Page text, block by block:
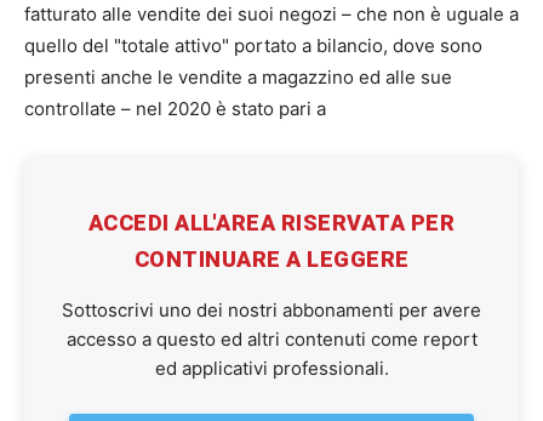
fatturato alle vendite dei suoi negozi – che non è uguale a
quello del "totale attivo" portato a bilancio, dove sono
presenti anche le vendite a magazzino ed alle sue
controllate – nel 2020 è stato pari a
ACCEDI ALL'AREA RISERVATA PER
CONTINUARE A LEGGERE
Sottoscrivi uno dei nostri abbonamenti per avere
accesso a questo ed altri contenuti come report
ed applicativi professionali.